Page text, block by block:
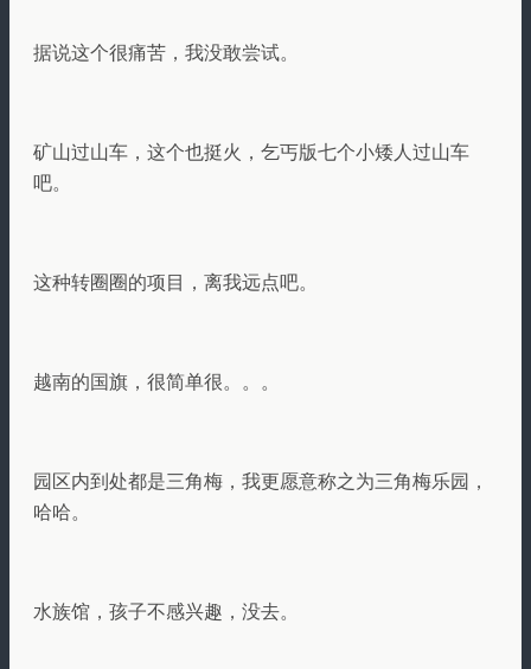
据说这个很痛苦，我没敢尝试。
矿山过山车，这个也挺火，乞丐版七个小矮人过山车
吧。
这种转圈圈的项目，离我远点吧。
越南的国旗，很简单很。。。
园区内到处都是三角梅，我更愿意称之为三角梅乐园，
哈哈。
水族馆，孩子不感兴趣，没去。